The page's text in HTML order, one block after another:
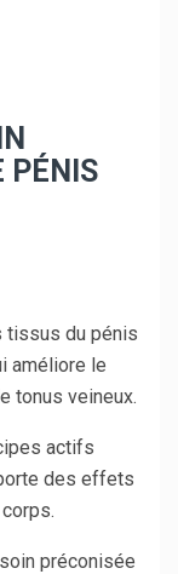
PÉNIS
tissus du pénis
améliore le
tonus veineux.
actifs
des effets
préconisée